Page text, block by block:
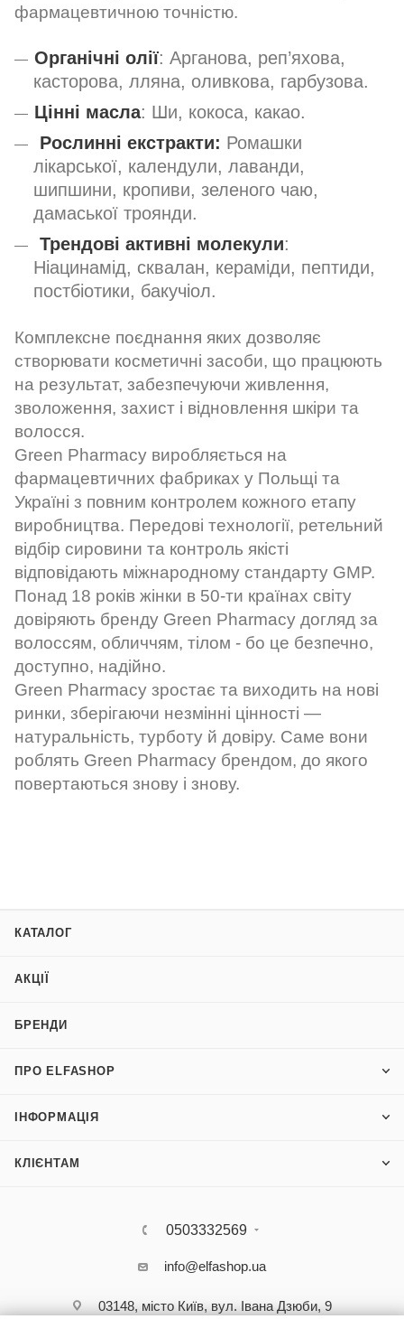
фармацевтичною точністю.
Органічні олії: Арганова, реп’яхова,
касторова, лляна, оливкова, гарбузова.
Цінні масла: Ши, кокоса, какао.
Рослинні екстракти: Ромашки
лікарської, календули, лаванди,
шипшини, кропиви, зеленого чаю,
дамаської троянди.
Трендові активні молекули:
Ніацинамід, сквалан, кераміди, пептиди,
постбіотики, бакучіол.
Комплексне поєднання яких дозволяє
створювати косметичні засоби, що працюють
на результат, забезпечуючи живлення,
зволоження, захист і відновлення шкіри та
волосся.
Green Pharmacy виробляється на
фармацевтичних фабриках у Польщі та
Україні з повним контролем кожного етапу
виробництва. Передові технології, ретельний
відбір сировини та контроль якісті
відповідають міжнародному стандарту GMP.
Понад 18 років жінки в 50-ти країнах світу
довіряють бренду Green Pharmacy догляд за
волоссям, обличчям, тілом - бо це безпечно,
доступно, надійно.
Green Pharmacy зростає та виходить на нові
ринки, зберігаючи незмінні цінності —
натуральність, турботу й довіру. Саме вони
роблять Green Pharmacy брендом, до якого
повертаються знову і знову.
КАТАЛОГ
АКЦІЇ
БРЕНДИ
ПРО ELFASHOP
ІНФОРМАЦІЯ
КЛІЄНТАМ
0503332569
info@elfashop.ua
03148, місто Київ, вул. Івана Дзюби, 9